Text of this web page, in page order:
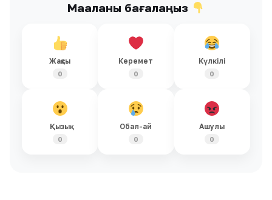
Мақаланы бағалаңыз
Жақсы
0
Керемет
0
Күлкілі
0
Қызық
0
Обал-ай
0
Ашулы
0